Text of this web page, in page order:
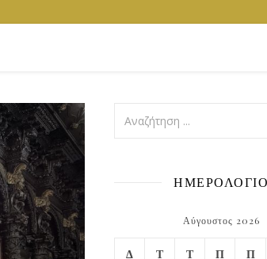
ΗΜΕΡΟΛΟΓΙΟ
Αύγουστος 2026
Δ Τ Τ Π Π